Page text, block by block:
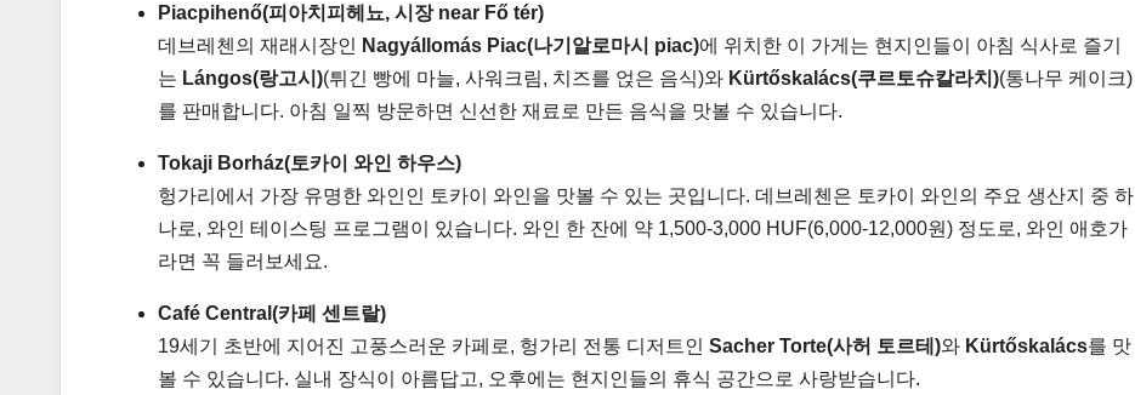
Piacpihenő(피아치피헤뇨, 시장 near Fő tér)
데브레첸의 재래시장인 Nagyállomás Piac(나기알로마시 piac)에 위치한 이 가게는 현지인들이 아침 식사로 즐기
는 Lángos(랑고시)(튀긴 빵에 마늘, 사워크림, 치즈를 얹은 음식)와 Kürtőskalács(쿠르토슈칼라치)(통나무 케이크)
를 판매합니다. 아침 일찍 방문하면 신선한 재료로 만든 음식을 맛볼 수 있습니다.
Tokaji Borház(토카이 와인 하우스)
헝가리에서 가장 유명한 와인인 토카이 와인을 맛볼 수 있는 곳입니다. 데브레첸은 토카이 와인의 주요 생산지 중 하
나로, 와인 테이스팅 프로그램이 있습니다. 와인 한 잔에 약 1,500-3,000 HUF(6,000-12,000원) 정도로, 와인 애호가
라면 꼭 들러보세요.
Café Central(카페 센트랄)
19세기 초반에 지어진 고풍스러운 카페로, 헝가리 전통 디저트인 Sacher Torte(사허 토르테)와 Kürtőskalács를 맛
볼 수 있습니다. 실내 장식이 아름답고, 오후에는 현지인들의 휴식 공간으로 사랑받습니다.